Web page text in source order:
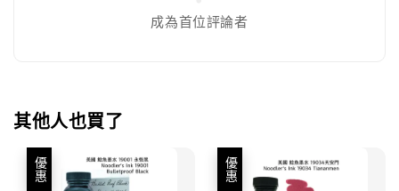
成為首位評論者
其他人也買了
優惠 優惠